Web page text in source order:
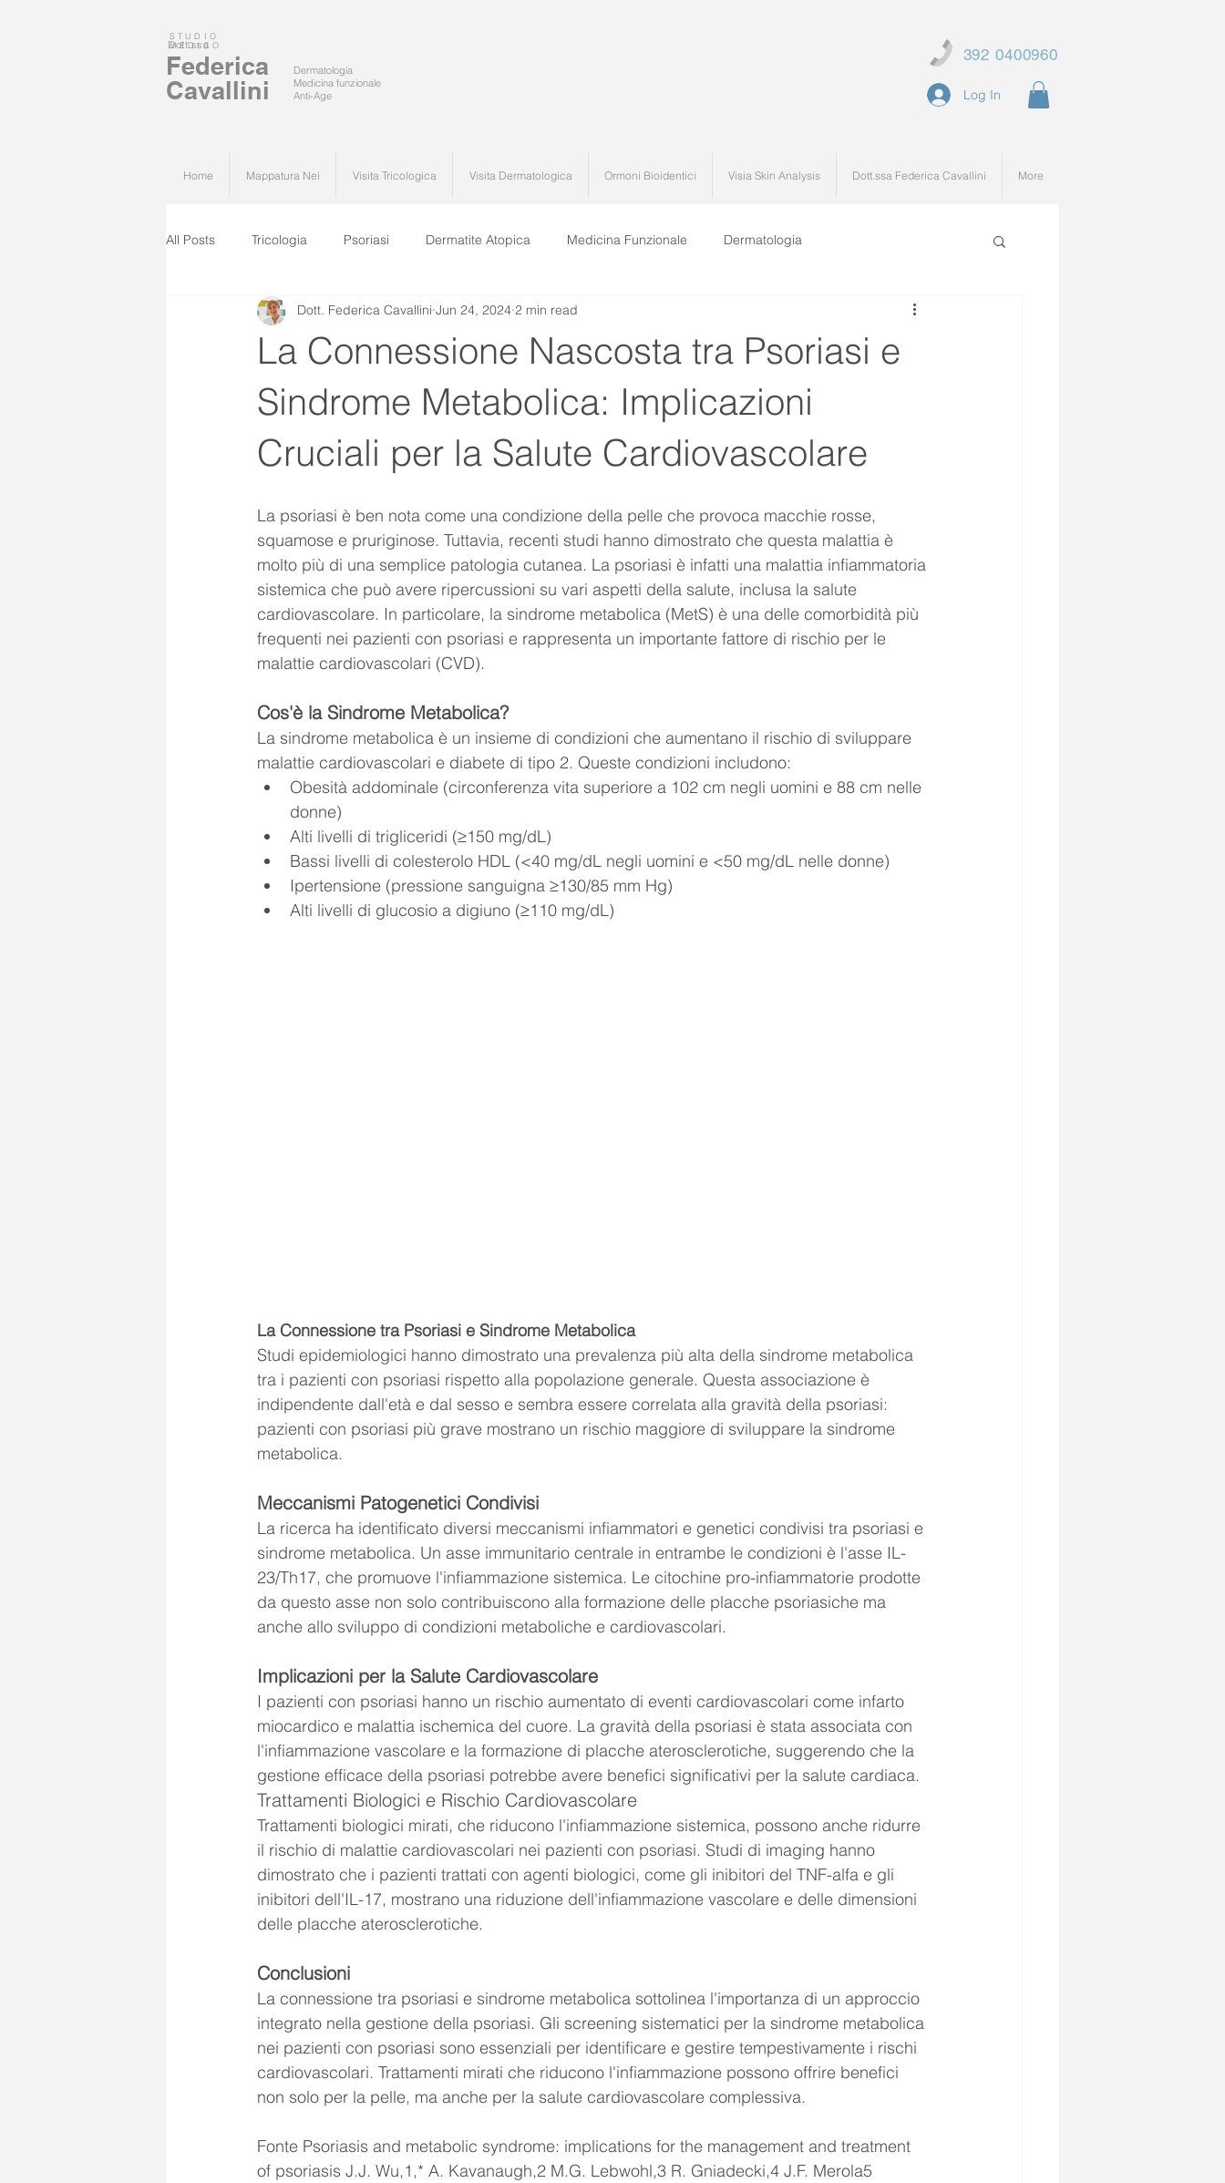
Dott.ssa
Federica
Cavallini
Dermatologia
Medicina funzionale
Anti-Age
392 0400960
Log In
Home Mappatura Nei Visita Tricologica Visita Dermatologica Ormoni Bioidentici Visia Skin Analysis Dott.ssa Federica Cavallini More
All Posts Tricologia Psoriasi Dermatite Atopica Medicina Funzionale Dermatologia
La Connessione Nascosta tra Psoriasi e
Sindrome Metabolica: Implicazioni
Cruciali per la Salute Cardiovascolare
Dott. Federica Cavallini Jun 24, 2024 2 min read
La psoriasi è ben nota come una condizione della pelle che provoca macchie rosse,
squamose e pruriginose. Tuttavia, recenti studi hanno dimostrato che questa malattia è
molto più di una semplice patologia cutanea. La psoriasi è infatti una malattia infiammatoria
sistemica che può avere ripercussioni su vari aspetti della salute, inclusa la salute
cardiovascolare. In particolare, la sindrome metabolica (MetS) è una delle comorbidità più
frequenti nei pazienti con psoriasi e rappresenta un importante fattore di rischio per le
malattie cardiovascolari (CVD).
Cos'è la Sindrome Metabolica?
La sindrome metabolica è un insieme di condizioni che aumentano il rischio di sviluppare
malattie cardiovascolari e diabete di tipo 2. Queste condizioni includono:
Obesità addominale (circonferenza vita superiore a 102 cm negli uomini e 88 cm nelle
donne)
Alti livelli di trigliceridi (≥150 mg/dL)
Bassi livelli di colesterolo HDL (<40 mg/dL negli uomini e <50 mg/dL nelle donne)
Ipertensione (pressione sanguigna ≥130/85 mm Hg)
Alti livelli di glucosio a digiuno (≥110 mg/dL)
La Connessione tra Psoriasi e Sindrome Metabolica
Studi epidemiologici hanno dimostrato una prevalenza più alta della sindrome metabolica
tra i pazienti con psoriasi rispetto alla popolazione generale. Questa associazione è
indipendente dall'età e dal sesso e sembra essere correlata alla gravità della psoriasi:
pazienti con psoriasi più grave mostrano un rischio maggiore di sviluppare la sindrome
metabolica.
Meccanismi Patogenetici Condivisi
La ricerca ha identificato diversi meccanismi infiammatori e genetici condivisi tra psoriasi e
sindrome metabolica. Un asse immunitario centrale in entrambe le condizioni è l'asse IL-
23/Th17, che promuove l'infiammazione sistemica. Le citochine pro-infiammatorie prodotte
da questo asse non solo contribuiscono alla formazione delle placche psoriasiche ma
anche allo sviluppo di condizioni metaboliche e cardiovascolari.
Implicazioni per la Salute Cardiovascolare
I pazienti con psoriasi hanno un rischio aumentato di eventi cardiovascolari come infarto
miocardico e malattia ischemica del cuore. La gravità della psoriasi è stata associata con
l'infiammazione vascolare e la formazione di placche aterosclerotiche, suggerendo che la
gestione efficace della psoriasi potrebbe avere benefici significativi per la salute cardiaca.
Trattamenti Biologici e Rischio Cardiovascolare
Trattamenti biologici mirati, che riducono l'infiammazione sistemica, possono anche ridurre
il rischio di malattie cardiovascolari nei pazienti con psoriasi. Studi di imaging hanno
dimostrato che i pazienti trattati con agenti biologici, come gli inibitori del TNF-alfa e gli
inibitori dell'IL-17, mostrano una riduzione dell'infiammazione vascolare e delle dimensioni
delle placche aterosclerotiche.
Conclusioni
La connessione tra psoriasi e sindrome metabolica sottolinea l'importanza di un approccio
integrato nella gestione della psoriasi. Gli screening sistematici per la sindrome metabolica
nei pazienti con psoriasi sono essenziali per identificare e gestire tempestivamente i rischi
cardiovascolari. Trattamenti mirati che riducono l'infiammazione possono offrire benefici
non solo per la pelle, ma anche per la salute cardiovascolare complessiva.
Fonte Psoriasis and metabolic syndrome: implications for the management and treatment
of psoriasis J.J. Wu,1,* A. Kavanaugh,2 M.G. Lebwohl,3 R. Gniadecki,4 J.F. Merola5
STUDIO
MEDICO